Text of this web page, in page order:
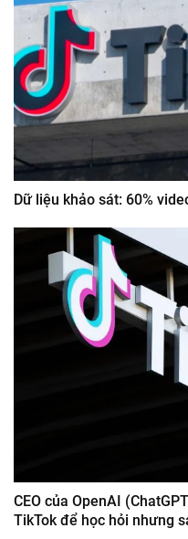
Dữ liệu khảo sát: 60%
CEO của OpenAI
TikTok để học hỏi nhưng